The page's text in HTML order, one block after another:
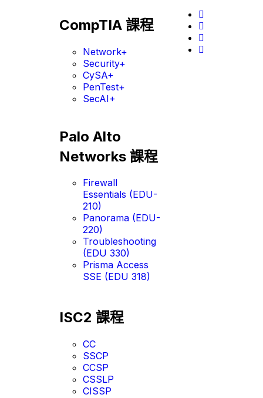
CompTIA 課程
Network+
Security+
CySA+
PenTest+
SecAI+
Palo Alto
Networks 課程
Firewall
Essentials (EDU-
210)
Panorama (EDU-
220)
Troubleshooting
(EDU 330)
Prisma Access
SSE (EDU 318)
ISC2 課程
CC
SSCP
CCSP
CSSLP
CISSP